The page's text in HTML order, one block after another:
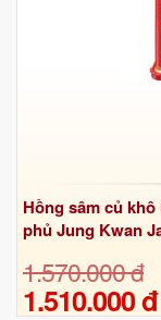
Hồng sâm củ
phủ Jung Kwan
1.570.000 đ
1.510.000 đ